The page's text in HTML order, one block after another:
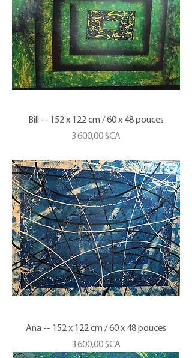
Bill -- 152 x 122 cm / 60 x 48 pouces
Prix
3 600,00 $CA
Ana -- 152 x 122 cm / 60 x 48 pouces
Prix
3 600,00 $CA